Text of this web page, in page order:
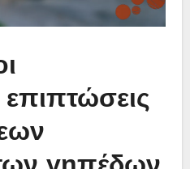
επιπτώσεις